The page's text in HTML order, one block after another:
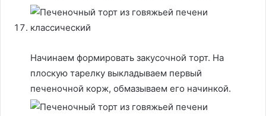
Начинаем формировать закусочной торт. На
плоскую тарелку выкладываем первый
печеночной корж, обмазываем его начинкой.